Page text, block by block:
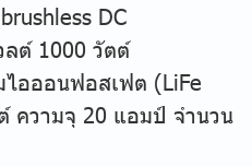
DC
ต์ 1000 วัตต์
อออนฟอสเฟต (LiFe
ความจุ 20 แอมป์ จำนวน